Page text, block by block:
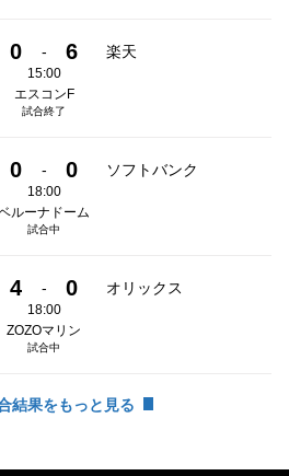
0 - 6 楽天
15:00
エスコンF
試合終了
0 - 0 ソフトバンク
18:00
ルーナドーム
試合中
4 - 0 オリックス
18:00
ZOZOマリン
試合中
結果をもっと見る